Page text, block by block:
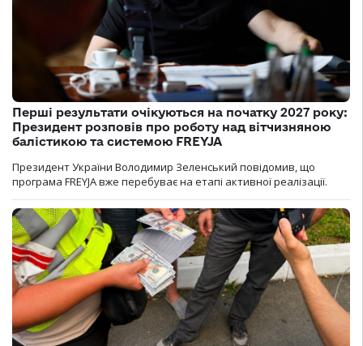
Перші результати очікуються на початку 2027 року:
Президент розповів про роботу над вітчизняною
балістикою та системою FREYJA
Президент України Володимир Зеленський повідомив, що
програма FREYJA вже перебуває на етапі активної реалізації.